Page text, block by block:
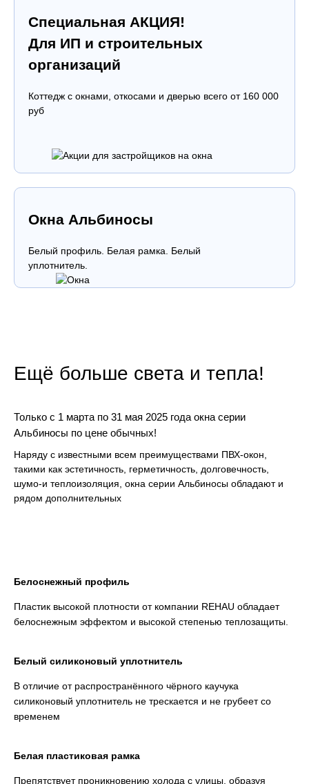
Специальная АКЦИЯ!
Для ИП и строительных
организаций
Коттедж с окнами, откосами и дверью всего от 160 000
руб
Окна Альбиносы
Белый профиль. Белая рамка. Белый
уплотнитель.
Ещё больше света и тепла!
Только с 1 марта по 31 мая 2025 года окна серии
Альбиносы по цене обычных!
Наряду с известными всем преимуществами ПВХ-окон,
такими как эстетичность, герметичность, долговечность,
шумо-и теплоизоляция, окна серии Альбиносы обладают и
рядом дополнительных
Белоснежный профиль
Пластик высокой плотности от компании REHAU обладает
белоснежным эффектом и высокой степенью теплозащиты.
Белый силиконовый уплотнитель
В отличие от распространённого чёрного каучука
силиконовый уплотнитель не трескается и не грубеет со
временем
Белая пластиковая рамка
Препятствует проникновению холода с улицы, образуя